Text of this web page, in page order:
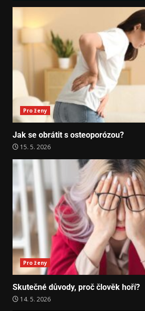
Pro ženy
Jak se obrátit s osteoporózou?
15. 5. 2026
Pro ženy
Skutečné důvody, proč člověk hoří?
14. 5. 2026